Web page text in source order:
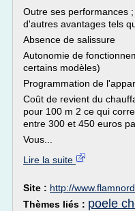
Outre ses performances
d'autres avantages tels
Absence de salissure
Autonomie de
certains modèles)
Programmation de
Coût de revient du
pour 100 m 2 ce qui
entre 300 et 450 euros
Vous...
Lire la suite
Site : http://
Thèmes liés : poele